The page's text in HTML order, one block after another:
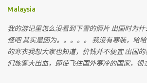
Malaysia
我的游记里怎么没看到下雪的照片 出国时为
怪吧 其实是因为。。。。。 我没有寒装，哈
的寒衣我想大家也知道，价钱并不便宜 出国
们旅客大出血，即使飞往国外寒冷的国家，很